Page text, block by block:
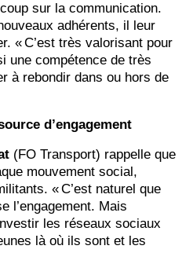
sur la communication.
adhérents, il leur
« C’est très valorisant pour
une compétence de très
à rebondir dans ou hors de
d’engagement
(FO Transport) rappelle que
mouvement social,
« C’est naturel que
l’engagement. Mais
les réseaux sociaux
là où ils sont et les